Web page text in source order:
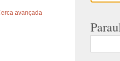
avançada